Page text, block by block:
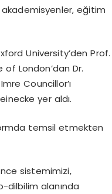
akademisyenler, eğitim
University’den Prof.
London’dan Dr.
Councillor’ı
yer aldı.
temsil etmekten
sistemimizi,
dilbilim alanında